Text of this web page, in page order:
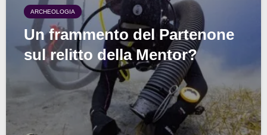
ARCHEOLOGIA
Un frammento del Partenone
sul relitto della Mentor?